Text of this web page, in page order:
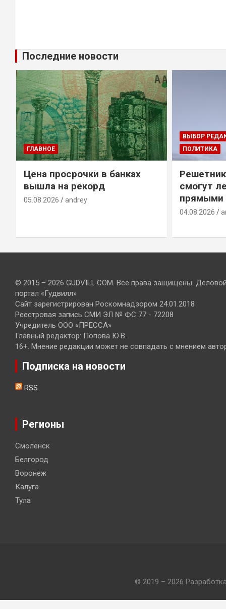
Последние новости
ГЛАВНОЕ
Цена просрочки в банках
вышла на рекорд
05.08.2026 andrey
ВЫБОР
ПОЛИТИКА
смогут
прямыми
04.08.2026
© 2015 – 2026 GUDVILL.COM. Все права защищены.
портал «Гудвилл»
Сайт зарегистрирован Роскомнадзором 24.01.2018
Реестровая запись СМИ ЭЛ № ФС 77 - 72208
Учредитель ООО «ПРЕССА»
Главный редактор: Попова Ю.В.
16+. Мнение редакции может не совпадать с мнением
Подписка на новости
RSS
Регионы
Смоленск
Белгород
Воронеж
Калуга
Тула
© 2019 – 2026